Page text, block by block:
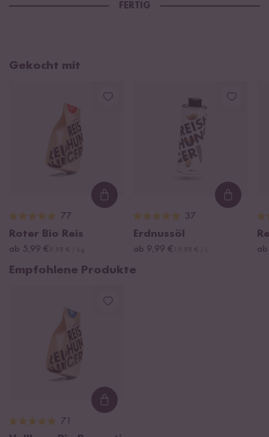
FERTIG
Gekocht mit
Loading...
77
Roter Bio Reis
ab 5,99 €
37
Erdnussöl
ab 9,99 €
Empfohlene Produkte
Loading...
71